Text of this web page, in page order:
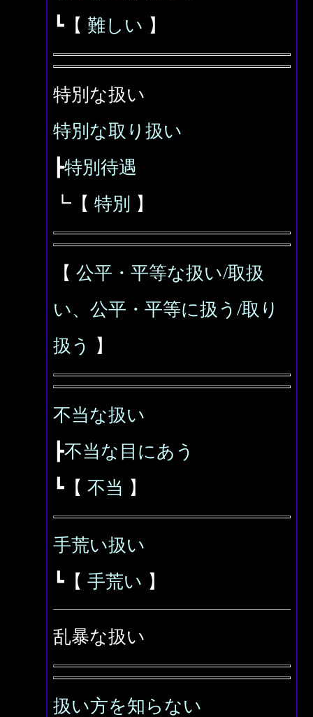
┗【 難しい 】
特別な扱い
特別な取り扱い
┣特別待遇
┗【 特別 】
【 公平・平等な扱い/取扱
い、公平・平等に扱う/取り
扱う
】
不当な扱い
┣不当な目にあう
┗【 不当 】
手荒い扱い
┗【 手荒い 】
乱暴な扱い
扱い方を知らない